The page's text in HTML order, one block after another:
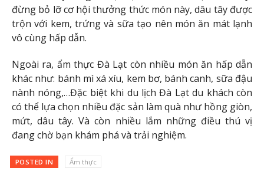
đừng bỏ lỡ cơ hội thưởng thức món này, dâu tây được
trộn với kem, trứng và sữa tạo nên món ăn mát lạnh
vô cùng hấp dẫn.
Ngoài ra, ẩm thực Đà Lạt còn nhiều món ăn hấp dẫn
khác như: bánh mì xá xíu, kem bơ, bánh canh, sữa đậu
nành nóng,…Đặc biệt khi du lịch Đà Lạt du khách còn
có thể lựa chọn nhiều đặc sản làm quà như hồng giòn,
mứt, dâu tây. Và còn nhiều lắm những điều thú vị
đang chờ bạn khám phá và trải nghiệm.
POSTED IN Ẩm thực